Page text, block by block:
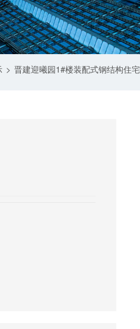
> 晋建迎曦园1#楼装配式钢结构住宅